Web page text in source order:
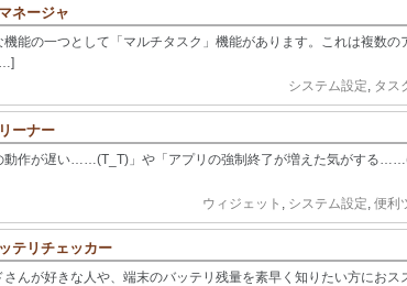
ネージャ
機能の一つとして「マルチタスク」機能があります。これは複数の
システム設定, タス
ーナー
動作が遅い……(T_T)」や「アプリの強制終了が増えた気がする
ウィジェット , システム設定, 便利
テリチェッカー
んが好きな人や、端末のバッテリ残量を素早く知りたい方におス